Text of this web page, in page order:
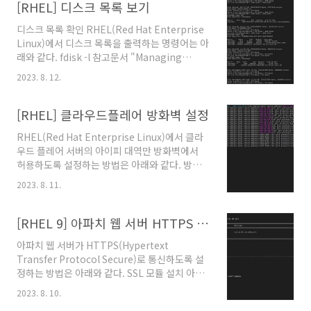
subscription-manager unregister
"How to register and subscribe a RHEL
system to the Red Hat Customer Portal
using Red Hat Subscription-Manager?",
레드햇 고객 포털, 2022년 6월 17일. @원문보
[RHEL] 디스크 목록 보기
디스크 목록 확인 RHEL(Red Hat Enterprise
Linux)에서 디스크 목록을 출력하는 명령어는 아
래와 같다. fdisk -l 참고문서 "Managing
partitions in Linux with fdisk", Tyler
Carrigan, 레드햇, 2020년 4월 28일. @원문보
partitions", RHEL 9 공식문서, 레드햇 고객 포
2023. 8. 12.
[RHEL] 클라우드플레어 방화벽 설정
RHEL(Red Hat Enterprise Linux)에서 클라
우드 플레어 서버의 아이피 대역만 방화벽에서
허용하도록 설정하는 방법은 아래와 같다. 방화
벽 설정 HTTPS(Hypertext Transfer
Protocol Secure) 통신이 443번 포트로 클라
명령어는 아래와 같다. firewall-cmd --
permanent --add-rich-rule="rule
family="ipv4" source
address="103.21.244.0/22" port
protocol="tcp" port="443" accept"
firewall-cmd --permanent --add-rich-
2023. 8. 11.
[RHEL 9] 아파치 웹 서버 HTTPS 설정
아파치 웹 서버가 HTTPS(Hypertext
Transfer Protocol Secure)로 통신하도록 설
정하는 방법은 아래와 같다. SSL 모듈 설치 아래
설치한다. dnf install mod_ssl SSL 설정 아래
2023. 8. 10.